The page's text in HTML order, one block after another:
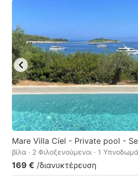
Mare Villa Ciel - Private pool -
βίλα · 2 Φιλοξενούμενοι · 1
169 € /διανυκτέρευση